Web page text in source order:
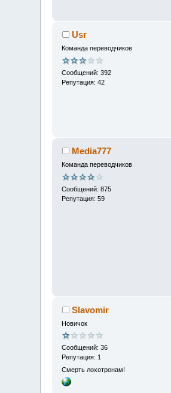
Usr
Команда переводчиков
Сообщений: 392
Репутация: 42
Media777
Команда переводчиков
Сообщений: 875
Репутация: 59
Slavomir
Новичок
Сообщений: 36
Репутация: 1
Смерть лохотронам!